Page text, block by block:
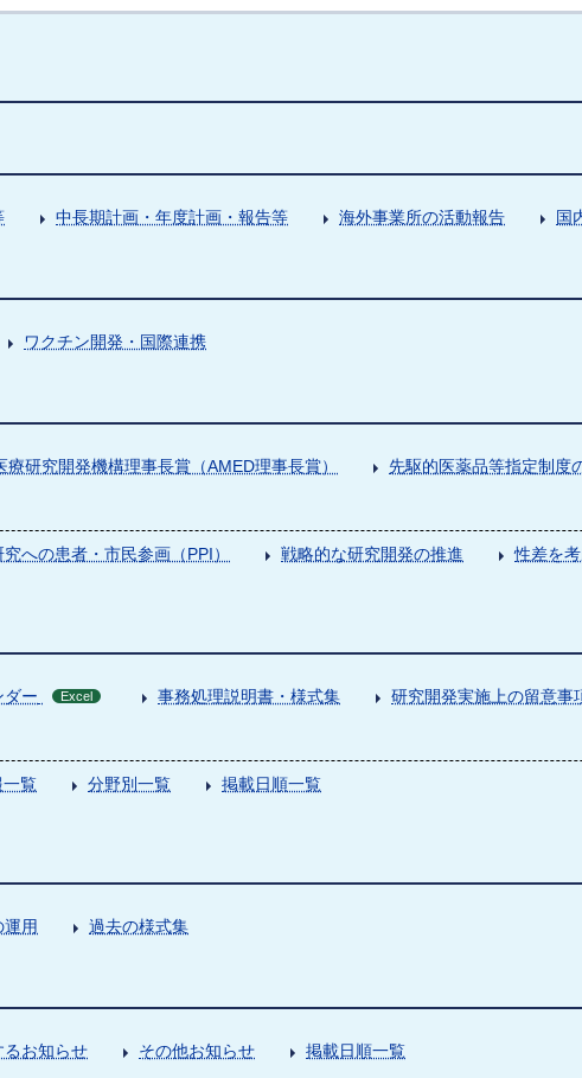
中長期計画・年度計画・報告等 海外事業所の活動報告 国
ワクチン開発・国際連携
研究開発機構理事長賞（AMED理事長賞） 先駆的医薬品等指定制度
究への患者・市民参画（PPI） 戦略的な研究開発の推進 性差を
ダー Excel 事務処理説明書・様式集 研究開発実施上の留意事
一覧 分野別一覧 掲載日順一覧
用 過去の様式集
るお知らせ その他お知らせ 掲載日順一覧